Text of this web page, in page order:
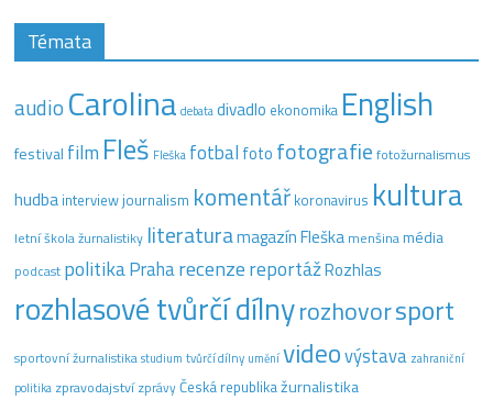
Témata
audio Carolina debata divadlo ekonomika English
festival film Fleš Fleška fotbal foto fotografie fotožurnalismus
hudba interview journalism komentář koronavirus kultura
letní škola žurnalistiky literaturamagazín Fleška menšinamédia
podcast politikaPraharecenzereportážRozhlas
rozhlasové tvůrčí dílnyrozhovorsport
sportovní žurnalistika studium tvůrčí dílny uměnívideovýstava zahraniční
politika zpravodajstvízprávyČeská republikažurnalistika